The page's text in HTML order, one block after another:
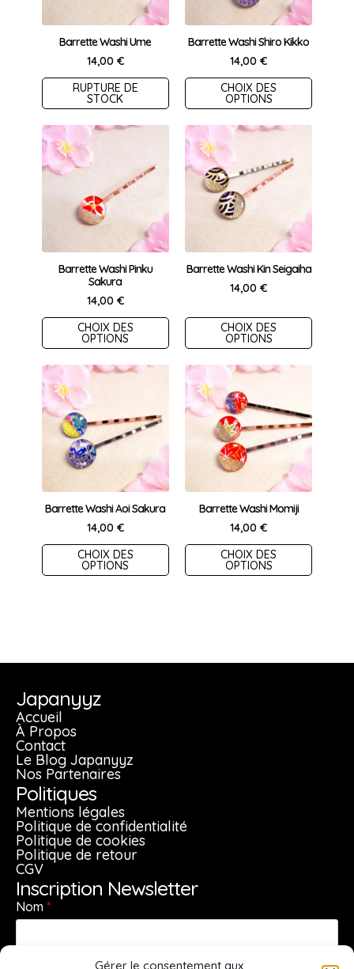
Gérer le consentement aux
Barrette Washi Ume
14,00 €
RUPTURE DE
STOCK
Ce
produit
a
plusieurs
variations.
options
peuvent
choisies
page
du
produit
Barrette Washi Shiro Kikko
14,00€
CHOIX DES
OPTIONS
Ce
produit
a
plusieurs
variations.
Les
options
peuvent
choisies
page
du
produit
Barrette Washi Pinku
Sakura
14,00 €
CHOIX DES
OPTIONS
Ce
produit
a
plusieurs
variations.
Les
options
peuvent
choisies
la
Barrette Washi Kin Seigaiha
14,00€
CHOIX DES
OPTIONS
Ce
produit
a
plusieurs
variations.
options
peuvent
choisies
la
Barrette Washi Aoi Sakura
14,00 €
CHOIX DES
OPTIONS
Ce
produit
peuvent
être
choisies
sur
la
page
du
produit
Barrette Washi Momiji
14,00€
CHOIX DES
OPTIONS
Ce
produit
produit
Japanyyz
Accueil
À Propos
Contact
Le Blog Japanyyz
Nos Partenaires
Politiques
Mentions légales
Politique de confidentialité
Politique de cookies
Politique de retour
CGV
Inscription Newsletter
Nom *